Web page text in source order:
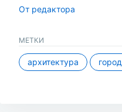
От редактора
МЕТКИ
архитектура город